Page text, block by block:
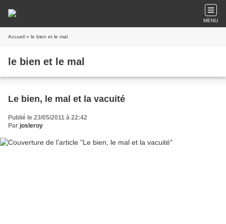
MENU
Accueil » le bien et le mal
le bien et le mal
Le bien, le mal et la vacuité
Publié le 23/05/2011 à 22:42
Par josleroy